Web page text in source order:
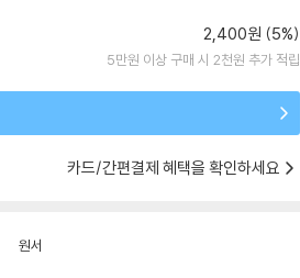
2,400원 (5%)
5만원 이상 구매 시 2천원 추가 적립
카드/간편결제 혜택을 확인하세요
원서